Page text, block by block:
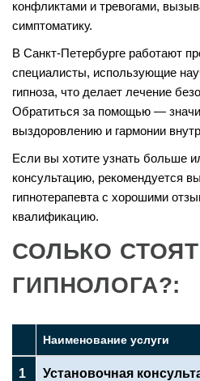
конфликтами и тревогами,
симптоматику.
В Санкт-Петербурге работают
специалисты, использующие
гипноза, что делает лечение
Обратиться за помощью —
выздоровлению и гармонии
Если вы хотите узнать больше
консультацию, рекомендуется
гипнотерапевта с хорошими
квалификацию.
СОЛЬКО
ГИПНОЛОГА?:
Наименование услуги
1 Установочная